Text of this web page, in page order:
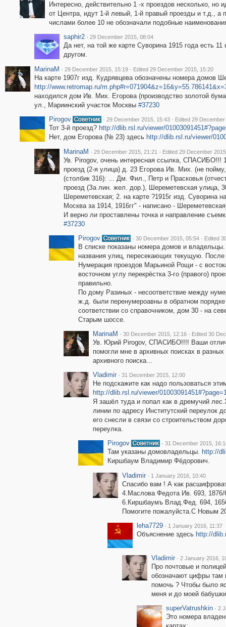
Интересно, действительно 1 -х проездов несколько,
от Центра, идут 1-й левый, 1-й правый проезды и т.д.,
числами более 10 не обозначали подобные
saphir2 · 29 December 2015, 08:04
Да нет, на той же карте Суворина 1915 года есть
другом.
MarinaM · 29 December 2015, 15:19 · Edited 29 December 2015, 15:20
На карте 1907г изд. Кудрявцева обозначены номера домов
http://www.retromap.ru/
находился дом Ив. Мих. Егорова (производство золотой
ул., Мариинский участок Москвы #37230
Pirogov
· 29 December 2015, 15:43 · Edited 29
Тот 3-й проезд? http://dlib.rsl.ru/viewer/
Нет, дом Егорова (№ 23) здесь http://dlib.rsl.ru/viewer/
MarinaM · 29 December 2015, 21:21 · Edited 29 December
Ув. Pirogov, очень интересная ссылка,
проезд (2-я улица) д. 23 Егорова Ив. Мих. (не
(столбик 316): ... Дм. Фил., Петр и Прасковья
проезд (За лин. жел. дор.), Шереметевская улица,
Шереметевская; 2. на карте ?1915г изд. Суворина
Москва за 1914, 1916гг" - написано -
И верно ли проставлены точка и направление
#37230
Pirogov
· 30 December 2015, 05:54 · Edited
В списке показаны номера домов и
названия улиц, пересекающих текущую. После
Нумерация проездов Марьиной Рощи - с
восточном углу перекрёстка 3-го (правого)
правильно.
По дому Разиных - несоответствие между
ж.д. были перенумероавны в обратном
соответствии со справочником, дом 30 - на
Старым шоссе.
MarinaM · 30 December 2015, 12:16 · Edited 30
Ув. Юрий Pirogov, СПАСИБО!!!! Ваши
помогли мне в архивных поисках в
архивного поиска...
Vladimir · 31 December 2015, 12:00
Не подскажите как надо пользоваться
http://dlib.rsl.ru/viewer/
Я зашёл туда и попал как в дремучий
линии по адресу Институтский
его снесли в связи со строительством
переулка.
Pirogov
· 31 December 2015,
Там указаны домовладельцы. http://
Киршбаум Владимир Фёдорович.
Vladimir · 1 January 2016, 10:40
Спасибо вам ! А как
4.Маслова Федота Ив. 693, 1876/
6.Киршбаумъ Влад.Фед. 694,
Помогите пожалуйста.С Новым
leha7729 · 1 January 2016, 11:37
Объяснение здесь http://
Vladimir · 2 January 2016,
Про почтовые и
обозначают цифры там
помочь ? Чтобы было
меня и до моей
superVatrushkin · 2
Это номера